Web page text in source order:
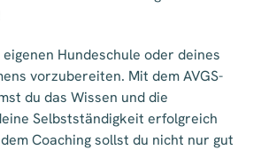
Hundeschule oder deines
vorzubereiten. Mit dem AVGS-
du das Wissen und die
Selbstständigkeit erfolgreich
Coaching sollst du nicht nur gut